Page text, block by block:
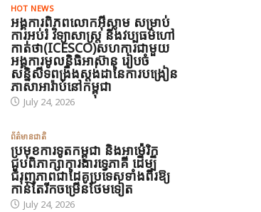
HOT NEWS
អង្គការពិភពលោកអ៊ីស្លាម សម្រាប់
ការអប់រំ វិទ្យាសាស្ត្រ និងវប្បធម៌ហៅ
កាត់ថា(ICESCO)សហការជាមួយ
អង្គការមូលនិធិអាស៊ាន រៀបចំ
សន្និសីទពង្រឹងស្តង់ដានៃការបង្រៀន
ភាសាអារ៉ាប់នៅកម្ពុជា
July 24, 2026
ព័ត៌មានជាតិ
ប្រមុខការទូតកម្ពុជា និងអាម៉េរិក
ជួបពិភាក្សាការងារទ្វេភាគី ដើម្បី
ជំរុញភាពជាដៃគូប្រទេសទាំងពីរឱ្យ
កាន់តែរីកចម្រើនថែមទៀត
July 24, 2026